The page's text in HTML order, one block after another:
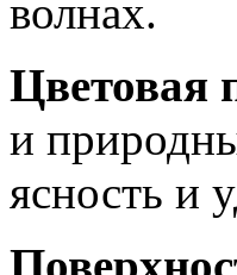
волнах.
Цветовая
и
ясность и